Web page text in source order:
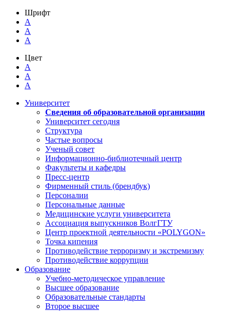
Шрифт
A
A
A
Цвет
A
A
A
Университет
Сведения об образовательной организации
Университет сегодня
Структура
Частые вопросы
Ученый совет
Информационно-библиотечный центр
Факультеты и кафедры
Пресс-центр
Фирменный стиль (брендбук)
Персоналии
Персональные данные
Медицинские услуги университета
Ассоциация выпускников ВолгГТУ
Центр проектной деятельности «POLYGON»
Точка кипения
Противодействие терроризму и экстремизму
Противодействие коррупции
Образование
Учебно-методическое управление
Высшее образование
Образовательные стандарты
Второе высшее